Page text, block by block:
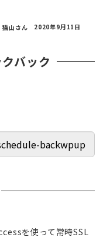
猫山さん 2020年9月11日
バック
を使って常時SSL